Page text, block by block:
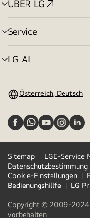
ÜBER LG
Menü
umschalten
Service
Menü
umschalten
LG AI
Menü
Österreich, Deutsch
Sitemap
LGE-Service
Datenschutzbestimmung
Cookie-Einstellungen
Bedienungshillfe
LG
Copyright © 2009-2024
vorbehalten